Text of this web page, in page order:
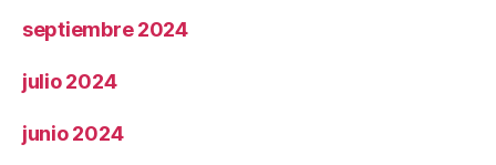
septiembre 2024
julio 2024
junio 2024